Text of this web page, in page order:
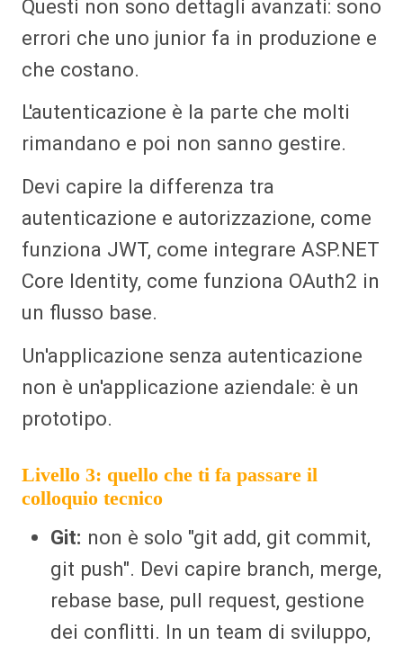
Questi non sono dettagli avanzati: sono
errori che uno junior fa in produzione e
che costano.
L'autenticazione è la parte che molti
rimandano e poi non sanno gestire.
Devi capire la differenza tra
autenticazione e autorizzazione, come
funziona JWT, come integrare ASP.NET
Core Identity, come funziona OAuth2 in
un flusso base.
Un'applicazione senza autenticazione
non è un'applicazione aziendale: è un
prototipo.
Livello 3: quello che ti fa passare il
colloquio tecnico
Git: non è solo "git add, git commit,
git push". Devi capire branch, merge,
rebase base, pull request, gestione
dei conflitti. In un team di sviluppo,